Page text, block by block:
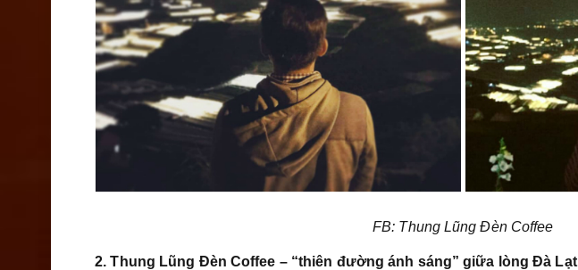
FB: Thung Lũng Đèn Coffee
2. Thung Lũng Đèn Coffee – “thiên đường ánh sáng” giữa lòng Đà Lạt